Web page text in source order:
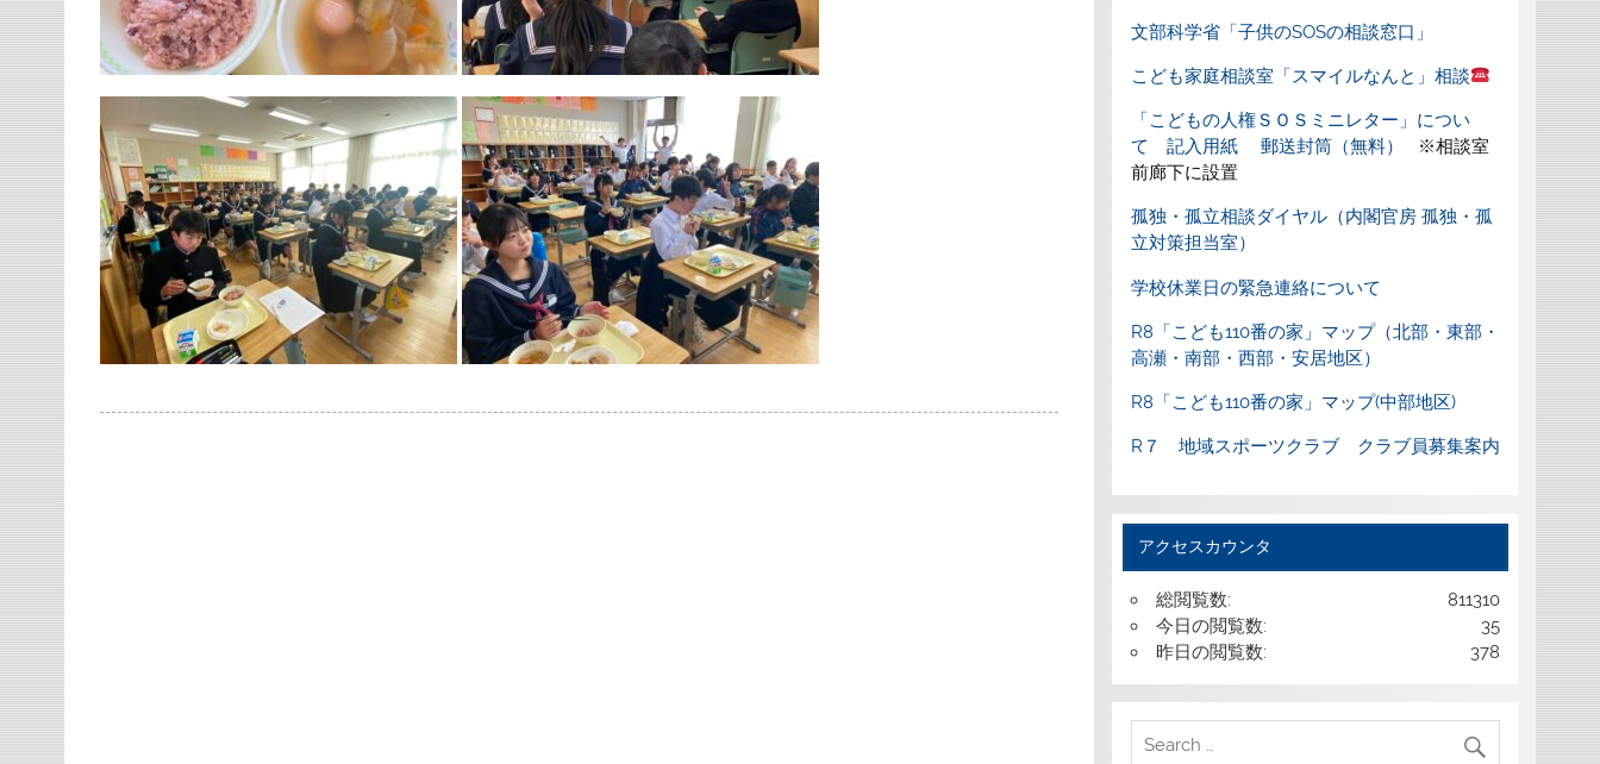
文部科学省「子供のSOSの相談窓口」
こども家庭相談室「スマイルなんと」相談
「こどもの人権ＳＯＳミニレター」につい
て
記入用紙 郵送封筒（無料）
※相談室
前廊下に設置
孤独・孤立相談ダイヤル（内閣官房 孤独・孤
立対策担当室）
学校休業日の緊急連絡について
R8「こども110番の家」マップ（北部・東部・
高瀬・南部・西部・安居地区）
R8「こども110番の家」マップ(中部地区)
R７ 地域スポーツクラブ クラブ員募集案内
アクセスカウンタ
811310
総閲覧数:
35
今日の閲覧数:
378
昨日の閲覧数: